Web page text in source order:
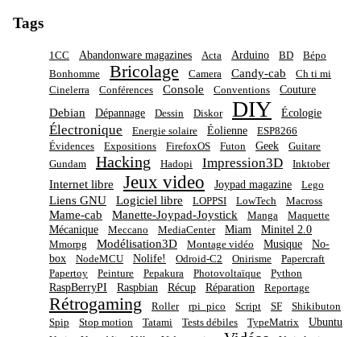
Tags
1CC Abandonware magazines Acta Arduino BD
Bépo
Bonhomme
Bricolage Camera Candy-cab
Ch ti mi
Cinelerra
Conférences Console Conventions Couture
Debian Dépannage Dessin Diskor DIY Écologie
Électronique Energie solaire Éolienne
ESP8266
Évidences
Expositions FirefoxOS Futon Geek
Guitare
Gundam
Hacking Hadopi Impression3D Inktober
Internet libre Jeux video Joypad magazine Lego
Liens GNU Logiciel libre LOPPSI LowTech Macross
Mame-cab Manette-Joypad-Joystick Manga Maquette
Mécanique Meccano MediaCenter Miam Minitel 2.0
Mmorpg Modélisation3D Montage vidéo Musique
No-
box
NodeMCU Nolife! Odroid-C2 Onirisme
Papercraft
Papertoy
Peinture Pepakura Photovoltaïque Python
RaspBerryPI Raspbian Récup Réparation Reportage
Rétrogaming Roller rpi_pico Script SF
Shikibuton
Spip
Stop motion Tatami Tests débiles TypeMatrix Ubuntu